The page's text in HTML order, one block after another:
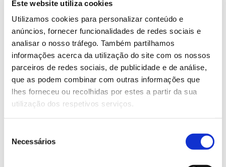
Este website utiliza cookies
Utilizamos cookies para personalizar conteúdo e
anúncios, fornecer funcionalidades de redes sociais e
analisar o nosso tráfego. Também partilhamos
informações acerca da utilização do site com os nossos
parceiros de redes sociais, de publicidade e de análise,
que as podem combinar com outras informações que
lhes forneceu ou recolhidas por estes a partir da sua
utilização dos respetivos serviços.
Necessários
sócios e não sócios da LPN e as inscrições devem ser
feitas até 16 de novembro.
Saiba mais sobre este curso básico
13.07.2026
Genoma do priolo e de outras espécies em risco: